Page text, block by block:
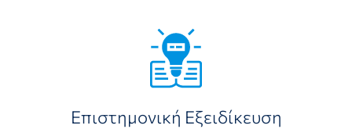
Επιστημονική Εξειδίκευση